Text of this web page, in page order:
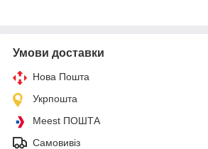
Умови доставки
Нова Пошта
Укрпошта
Meest ПОШТА
Самовивіз